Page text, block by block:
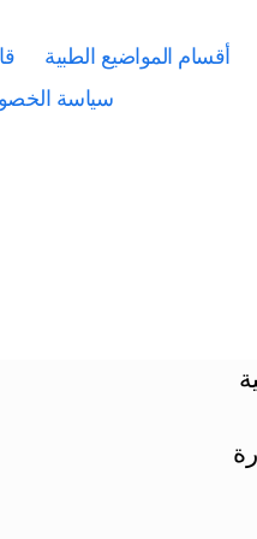
أقسام المواضيع الطبية
سياسة